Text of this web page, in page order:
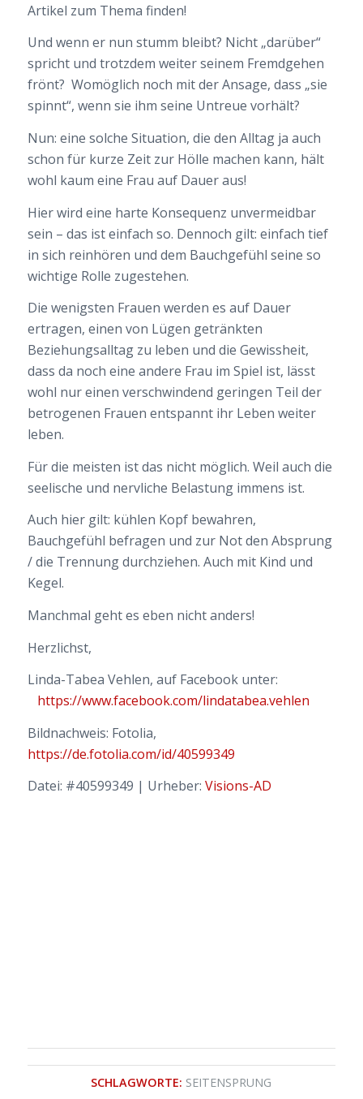
Artikel zum Thema finden!
Und wenn er nun stumm bleibt? Nicht „darüber“
spricht und trotzdem weiter seinem Fremdgehen
frönt? Womöglich noch mit der Ansage, dass „sie
spinnt“, wenn sie ihm seine Untreue vorhält?
Nun: eine solche Situation, die den Alltag ja auch
schon für kurze Zeit zur Hölle machen kann, hält
wohl kaum eine Frau auf Dauer aus!
Hier wird eine harte Konsequenz unvermeidbar
sein – das ist einfach so. Dennoch gilt: einfach tief
in sich reinhören und dem Bauchgefühl seine so
wichtige Rolle zugestehen.
Die wenigsten Frauen werden es auf Dauer
ertragen, einen von Lügen getränkten
Beziehungsalltag zu leben und die Gewissheit,
dass da noch eine andere Frau im Spiel ist, lässt
wohl nur einen verschwindend geringen Teil der
betrogenen Frauen entspannt ihr Leben weiter
leben.
Für die meisten ist das nicht möglich. Weil auch die
seelische und nervliche Belastung immens ist.
Auch hier gilt: kühlen Kopf bewahren,
Bauchgefühl befragen und zur Not den Absprung
/ die Trennung durchziehen. Auch mit Kind und
Kegel.
Manchmal geht es eben nicht anders!
Herzlichst,
Linda-Tabea Vehlen, auf Facebook unter:
https://www.facebook.com/lindatabea.vehlen
Bildnachweis: Fotolia,
https://de.fotolia.com/id/40599349
Datei: #40599349 | Urheber: Visions-AD
SCHLAGWORTE: SEITENSPRUNG